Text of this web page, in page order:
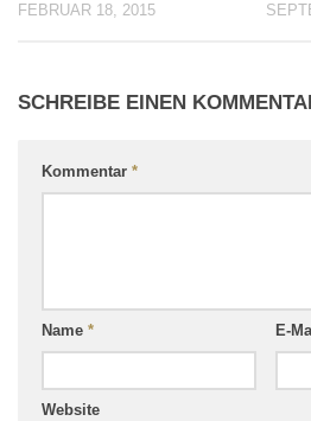
FEBRUAR 18, 2015
SCHREIBE EINEN
Kommentar *
Name * E-
Website